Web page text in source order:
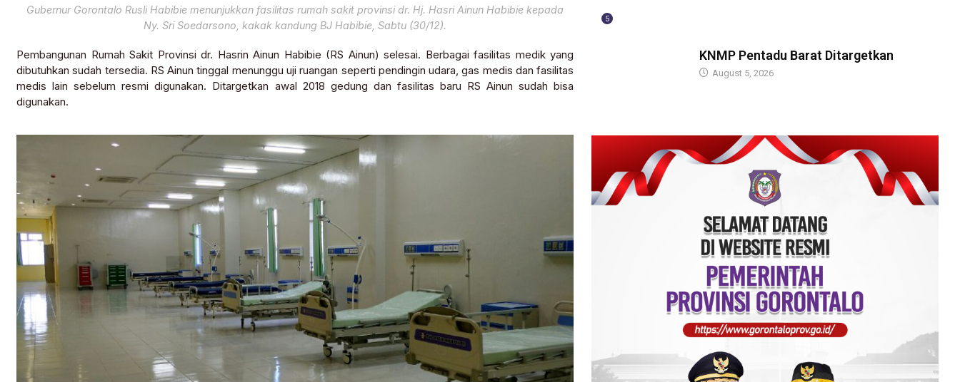
Gubernur Gorontalo Rusli Habibie menunjukkan fasilitas rumah sakit provinsi dr. Hj. Hasri Ainun Habibie kepada
Ny. Sri Soedarsono, kakak kandung BJ Habibie, Sabtu (30/12).
Pembangunan Rumah Sakit Provinsi dr. Hasrin Ainun Habibie (RS Ainun) selesai. Berbagai fasilitas medik yang
dibutuhkan sudah tersedia. RS Ainun tinggal menunggu uji ruangan seperti pendingin udara, gas medis dan fasilitas
medis lain sebelum resmi digunakan. Ditargetkan awal 2018 gedung dan fasilitas baru RS Ainun sudah bisa
digunakan.
5
KNMP Pentadu Barat Ditargetkan
August 5, 2026